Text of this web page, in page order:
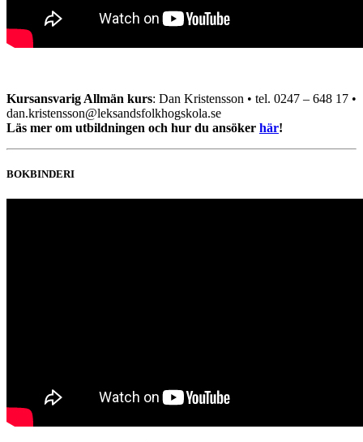
Kursansvarig Allmän kurs: Dan Kristensson • tel. 0247 – 648 17 •
dan.kristensson@leksandsfolkhogskola.se
Läs mer om utbildningen och hur du ansöker här!
BOKBINDERI